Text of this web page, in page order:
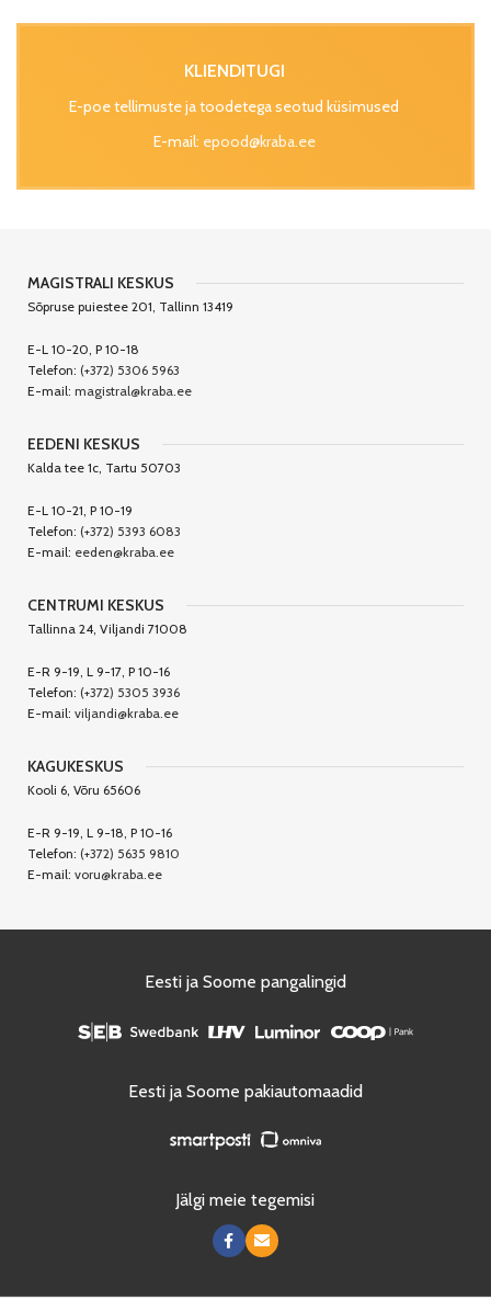
KLIENDITUGI
E-poe tellimuste ja toodetega seotud küsimused
E-mail: epood@kraba.ee
MAGISTRALI KESKUS
Sõpruse puiestee 201, Tallinn 13419
E-L 10-20, P 10-18
Telefon: (+372) 5306 5963
E-mail: magistral@kraba.ee
EEDENI KESKUS
Kalda tee 1c, Tartu 50703
E-L 10-21, P 10-19
Telefon: (+372) 5393 6083
E-mail: eeden@kraba.ee
CENTRUMI KESKUS
Tallinna 24, Viljandi 71008
E-R 9-19, L 9-17, P 10-16
Telefon: (+372) 5305 3936
E-mail: viljandi@kraba.ee
KAGUKESKUS
Kooli 6, Võru 65606
E-R 9-19, L 9-18, P 10-16
Telefon: (+372) 5635 9810
E-mail: voru@kraba.ee
Eesti ja Soome pangalingid
Eesti ja Soome pakiautomaadid
Jälgi meie tegemisi